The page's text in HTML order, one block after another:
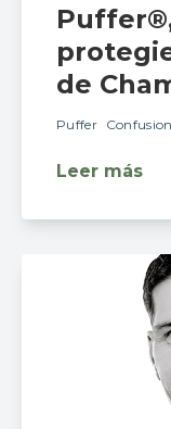
de
Puffer
Leer más